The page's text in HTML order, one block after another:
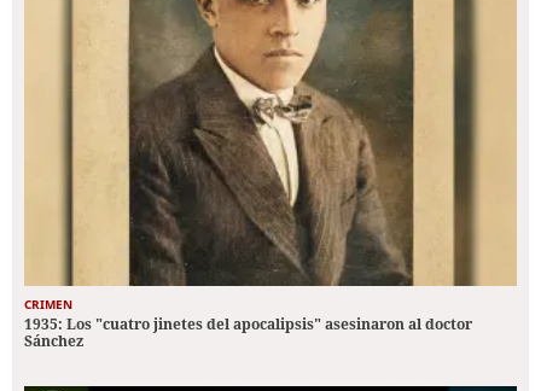
CRIMEN
1935: Los "cuatro jinetes del apocalipsis" asesinaron al doctor
Sánchez